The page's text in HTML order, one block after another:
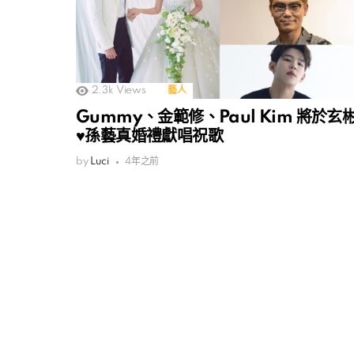
2.3k Views 藝人
Gummy、金範修、Paul Kim 將於玄
♥孫藝真婚禮獻唱祝歌
by Luci 4年之前